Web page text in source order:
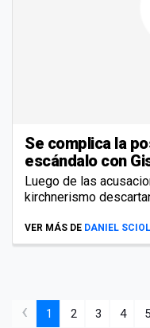
Se complica la
escándalo con
Luego de las
kirchnerismo
VER MÁS DE DANIEL
‹ 1 2 3 4 5